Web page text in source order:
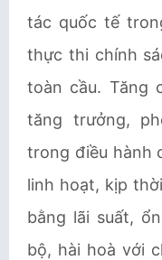
tác quốc tế
thực thi chính
toàn cầu. Tăng
tăng trưởng,
trong điều hành
linh hoạt, kịp
bằng lãi suất,
bộ, hài hoà với